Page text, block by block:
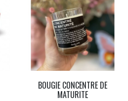
BOUGIE CONCENTRE DE
MATURITE